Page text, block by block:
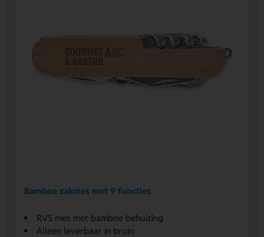
Bamboe zakmes met 9 functies
RVS mes met bamboe behuizing
Alleen leverbaar in bruin